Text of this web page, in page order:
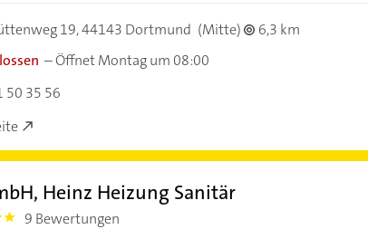
19,44143 Dortmund (Mitte)
6,3 km
–Öffnet Montag um 08:00
50 35 56
Heinz Heizung Sanitär
9 Bewertungen